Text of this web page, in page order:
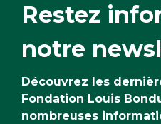
Restez
notre
Découvrez les
Fondation Louis
nombreuses